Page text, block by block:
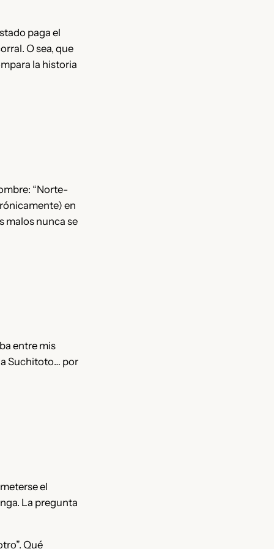
paga el
O sea, que
la historia
“Norte-
en
malos nunca se
entre mis
Suchitoto… por
el
La pregunta
Qué